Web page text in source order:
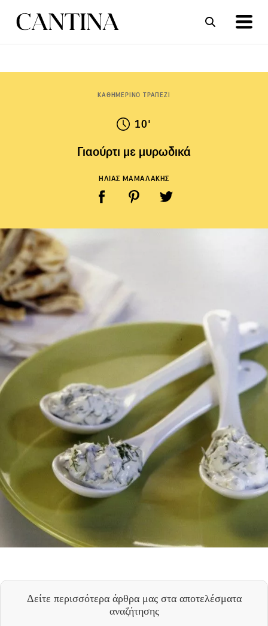
ΚΑΘΗΜΕΡΙΝΟ ΤΡΑΠΕΖΙ
10'
Γιαούρτι με μυρωδικά
ΗΛΙΑΣ ΜΑΜΑΛΑΚΗΣ
Δείτε περισσότερα άρθρα μας στα αποτελέσματα
αναζήτησης